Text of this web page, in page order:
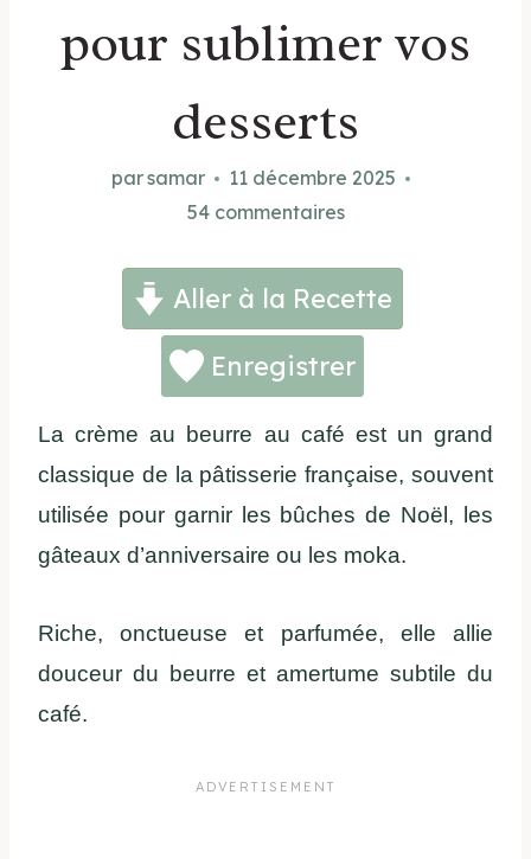
pour sublimer vos
desserts
parsamar
11 décembre 2025
54 commentaires
Aller à la Recette
Enregistrer
La crème au beurre au café est un grand
classique de la pâtisserie française, souvent
utilisée pour garnir les bûches de Noël, les
gâteaux d’anniversaire ou les moka.
Riche, onctueuse et parfumée, elle allie
douceur du beurre et amertume subtile du
café.